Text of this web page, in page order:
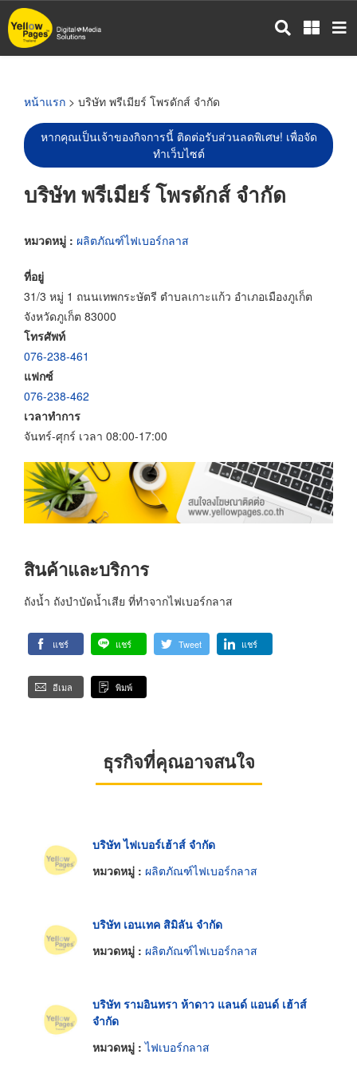
ข้าม
ไป
หน้าแรก > บริษัท พรีเมียร์ โพรดักส์ จำกัด
หากคุณเป็นเจ้าของกิจการนี้ ติดต่อรับส่วนลดพิเศษ! เพื่อจัด
ทำเว็บไซต์
บริษัท พรีเมียร์ โพรดักส์ จำกัด
หมวดหมู่ : ผลิตภัณฑ์ไฟเบอร์กลาส
ที่อยู่
31/3 หมู่ 1 ถนนเทพกระษัตรี ตำบลเกาะแก้ว อำเภอเมืองภูเก็ต
จังหวัดภูเก็ต 83000
โทรศัพท์
076-238-461
แฟกซ์
076-238-462
เวลาทำการ
จันทร์-ศุกร์ เวลา 08:00-17:00
สินค้าและบริการ
ถังน้ำ ถังบำบัดน้ำเสีย ที่ทำจากไฟเบอร์กลาส
แชร์ แชร์ Tweet แชร์
อีเมล พิมพ์
ธุรกิจที่คุณอาจสนใจ
บริษัท ไฟเบอร์เฮ้าส์ จำกัด
หมวดหมู่ : ผลิตภัณฑ์ไฟเบอร์กลาส
บริษัท เอนเทค สิมิลัน จำกัด
หมวดหมู่ : ผลิตภัณฑ์ไฟเบอร์กลาส
บริษัท รามอินทรา ห้าดาว แลนด์ แอนด์ เฮ้าส์
จำกัด
หมวดหมู่ :ไฟเบอร์กลาส